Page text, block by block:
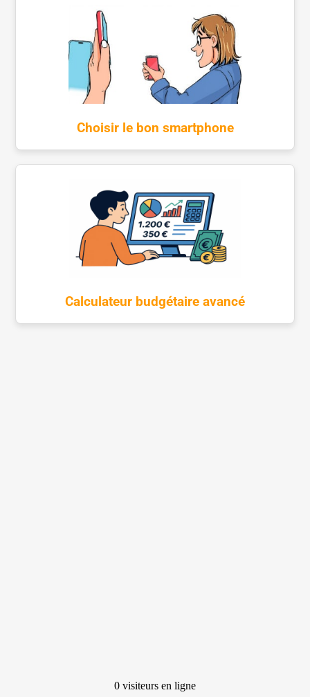
Choisir le bon smartphone
Calculateur budgétaire avancé